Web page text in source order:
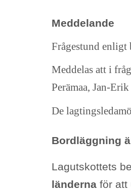
Meddelande
Frågestund enligt
Meddelas att i
Perämaa, Jan-
De
Bordläggning
Lagutskottets
länderna för att